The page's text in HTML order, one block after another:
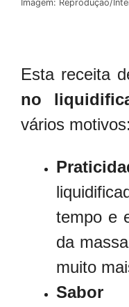
Imagem: Reprodução/
Esta receita
no
vários motivos:
tempo e
da
muito
Sabor